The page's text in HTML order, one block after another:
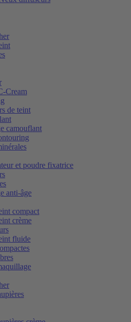
Cream
de teint
camouflant
et poudre fixatrice
anti-âge
compact
crème
fluide